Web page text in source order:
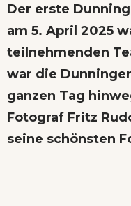
Der erste
am 5. April 2025
teilnehmenden
war die
ganzen Tag
Fotograf Fritz
seine schönsten